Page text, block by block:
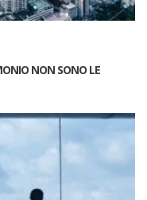
NON SONO LE